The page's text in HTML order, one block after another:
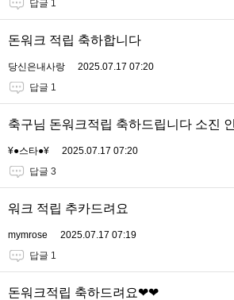
답글 1
돈워크 적립 축하합니다
당신은내사랑
2025.07.17 07:20
답글 1
축구님 돈워크적립 축하드립니다 소진
¥●스타●¥
2025.07.17 07:20
답글 3
워크 적립 추카드려요
mymrose
2025.07.17 07:19
답글 1
돈워크적립 축하드려요❤❤